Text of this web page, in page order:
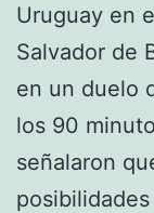
Uruguay en
Salvador de
en un duelo
los 90
señalaron